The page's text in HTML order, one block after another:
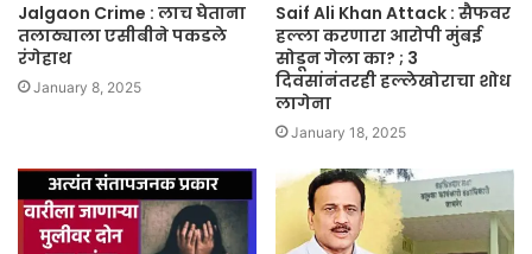
Jalgaon Crime : लाच घेताना
तलाठ्याला एसीबीने पकडले
रंगेहाथ
January 8, 2025
Saif Ali Khan Attack : सैफवर
हल्ला करणारा आरोपी मुंबई
सोडून गेला का? ; 3
दिवसांनंतरही हल्लेखोराचा शोध
लागेना
January 18, 2025